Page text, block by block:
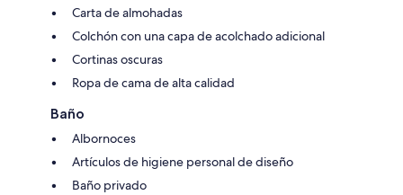
Carta de almohadas
Colchón con una capa de acolchado adicional
Cortinas oscuras
Ropa de cama de alta calidad
Baño
Albornoces
Artículos de higiene personal de diseño
Baño privado